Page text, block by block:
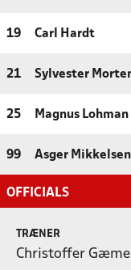
19 Carl Hardt
21 Sylvester
25 Magnus
99 Asger Mikkelsen
OFFICIALS
TRÆNER
Christoffer